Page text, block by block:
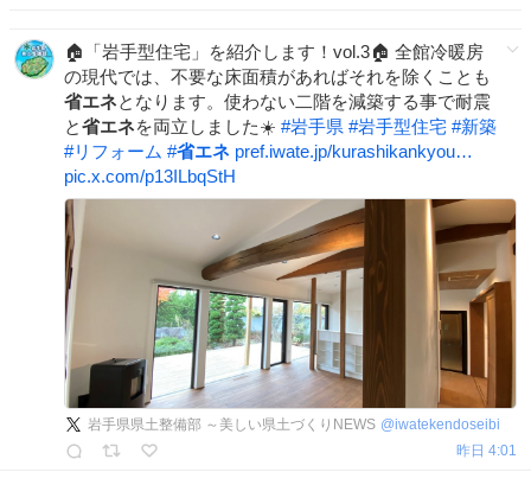
🏠「岩手型住宅」を紹介します！vol.3🏠 全館冷暖房
の現代では、不要な床面積があればそれを除くことも
省エネとなります。使わない二階を減築する事で耐震
と省エネを両立しました☀️ #岩手県 #岩手型住宅 #新築
#リフォーム #省エネ pref.iwate.jp/kurashikankyou…
pic.x.com/p13ILbqStH
岩手県県土整備部 ～美しい県土づくりNEWS @iwatekendoseibi
昨日 4:01